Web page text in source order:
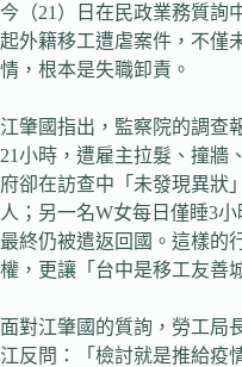
今（21）日在民政業務質詢
起外籍移工遭虐案件，不僅
情，根本是失職卸責。
江肇國指出，監察院的調查
21小時，遭雇主拉髮、撞牆
府卻在訪查中「未發現異狀
人；另一名W女每日僅睡3
最終仍被遣返回國。這樣的
權，更讓「台中是移工友善
面對江肇國的質詢，勞工局
江反問：「檢討就是推給疫